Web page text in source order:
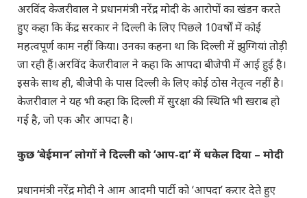
अरविंद केजरीवाल ने प्रधानमंत्री नरेंद्र मोदी के आरोपों का खंडन करते
हुए कहा कि केंद्र सरकार ने दिल्ली के लिए पिछले 10वर्षों में कोई
महत्वपूर्ण काम नहीं किया। उनका कहना था कि दिल्ली में झुग्गियां तोड़ी
जा रही हैं।अरविंद केजरीवाल ने कहा कि आपदा बीजेपी में आई हुई है।
इसके साथ ही, बीजेपी के पास दिल्ली के लिए कोई ठोस नेतृत्व नहीं है।
केजरीवाल ने यह भी कहा कि दिल्ली में सुरक्षा की स्थिति भी खराब हो
गई है, जो एक और आपदा है।
कुछ‘बेईमान’लोगों ने दिल्ली को‘आप-दा’में धकेल दिया – मोदी
प्रधानमंत्री नरेंद्र मोदी ने आम आदमी पार्टी को ‘आपदा’ करार देते हुए